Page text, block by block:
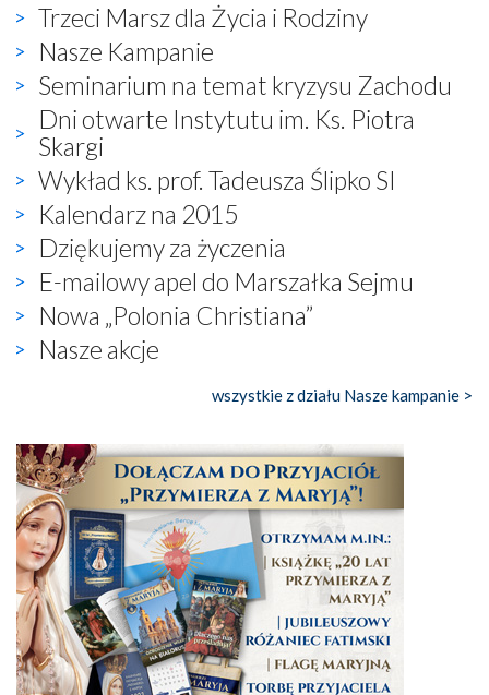
Trzeci Marsz dla Życia i Rodziny
Nasze Kampanie
Seminarium na temat kryzysu Zachodu
Dni otwarte Instytutu im. Ks. Piotra
Skargi
Wykład ks. prof. Tadeusza Ślipko SI
Kalendarz na 2015
Dziękujemy za życzenia
E-mailowy apel do Marszałka Sejmu
Nowa „Polonia Christiana”
Nasze akcje
wszystkie z działu Nasze kampanie >